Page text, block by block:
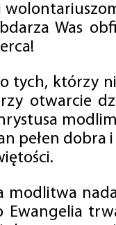
Was
tych, którzy
otwarcie
pełen dobra
modlitwa
Ewangelia